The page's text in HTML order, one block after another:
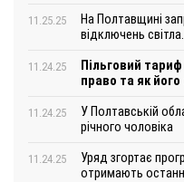
11.25.25
На Полтавщині
відключень
11.24.25
Пільговий
право та як
11.24.25
У Полтавській
річного чоловіка
11.24.25
Уряд згортає
отримають